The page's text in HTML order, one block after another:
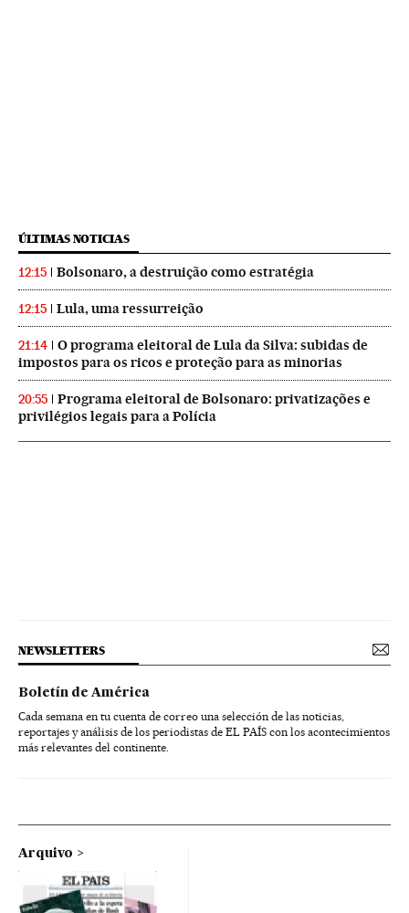
ÚLTIMAS NOTICIAS
12:15 Bolsonaro, a destruição como estratégia
12:15 Lula, uma ressurreição
21:14
O programa eleitoral de Lula da Silva: subidas de
impostos para os ricos e proteção para as minorias
20:55
Programa eleitoral de Bolsonaro: privatizações e
privilégios legais para a Polícia
NEWSLETTERS
Boletín de América
Cada semana en tu cuenta de correo una selección de las noticias,
reportajes y análisis de los periodistas de EL PAÍS con los acontecimientos
más relevantes del continente.
Arquivo